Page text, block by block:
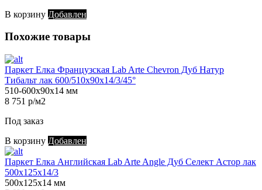
В корзину Добавлен
Похожие товары
Паркет Елка Французская Lab Arte Chevron Дуб Натур
Тибальт лак 600/510х90х14/3/45°
510-600х90х14 мм
8 751 р/м2
Под заказ
В корзину Добавлен
Паркет Елка Английская Lab Arte Angle Дуб Селект Астор лак
500х125х14/3
500х125х14 мм